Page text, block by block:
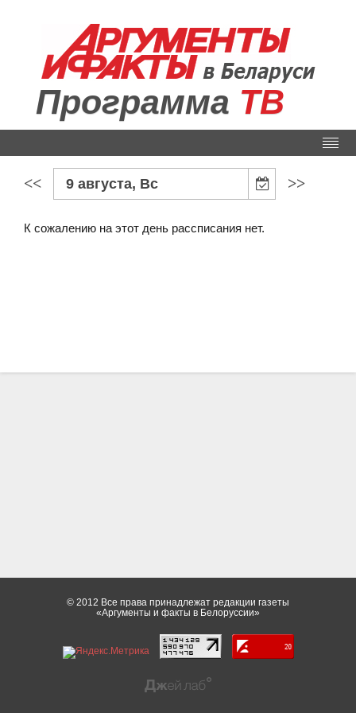
Программа ТВ
<< 9 августа, Вс >>
К сожалению на этот день рассписания нет.
© 2012 Все права принадлежат редакции газеты
«Аргументы и факты в Белоруссии»